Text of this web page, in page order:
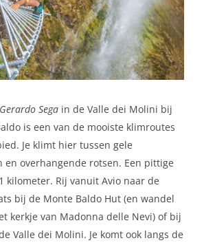
Segain de Valle dei Molini bij
is een van de mooiste klimroutes
Je klimt hier tussen gele
en overhangende rotsen. Een pittige
kilometer. Rij vanuit Avio naar de
bij de Monte Baldo Hut (en wandel
kerkje van Madonna delle Nevi) of bij
Valle dei Molini. Je komt ook langs de